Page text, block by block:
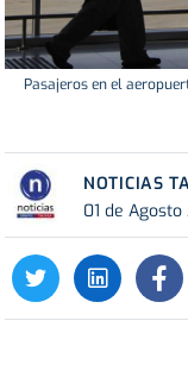
Pasajeros en el
NOTICIAS
01 de